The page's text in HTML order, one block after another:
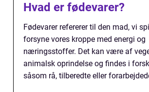
Hvad er fødevarer?
Fødevarer refererer til den mad, vi
forsyne vores kroppe med energi og
næringsstoffer. Det kan være af
animalsk oprindelse og findes i
såsom rå, tilberedte eller